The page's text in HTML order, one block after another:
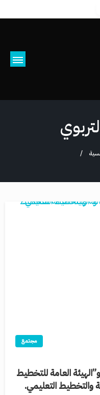
مجتمع
العامة للتخطيط
والتخطيط التعليمي.